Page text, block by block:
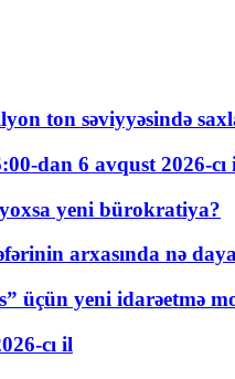
ton səviyyəsində
dan 6 avqust 2026-cı
yeni bürokratiya?
arxasında nə
üçün yeni idarəetmə
cı il